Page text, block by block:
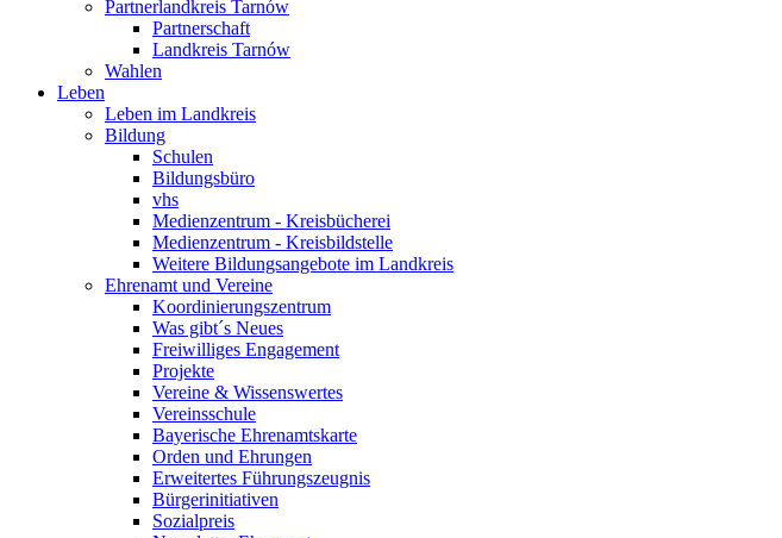
Partnerlandkreis Tarnów
Partnerschaft
Landkreis Tarnów
Wahlen
Leben
Leben im Landkreis
Bildung
Schulen
Bildungsbüro
vhs
Medienzentrum - Kreisbücherei
Medienzentrum - Kreisbildstelle
Weitere Bildungsangebote im Landkreis
Ehrenamt und Vereine
Koordinierungszentrum
Was gibt´s Neues
Freiwilliges Engagement
Projekte
Vereine & Wissenswertes
Vereinsschule
Bayerische Ehrenamtskarte
Orden und Ehrungen
Erweitertes Führungszeugnis
Bürgerinitiativen
Sozialpreis